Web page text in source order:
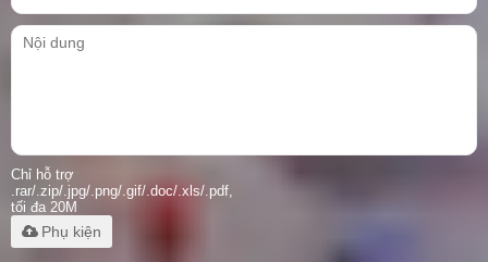
Chỉ hỗ trợ
.rar/.zip/.jpg/.png/.gif/.doc/.xls/.pdf,
tối đa 20M
Phụ kiện